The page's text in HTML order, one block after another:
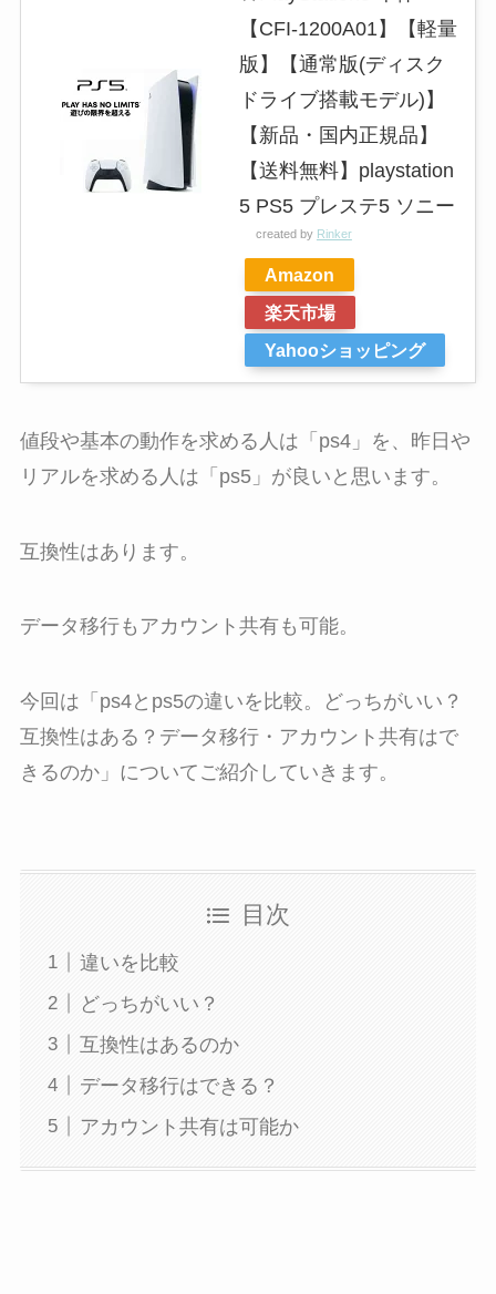
【CFI-1200A01】【軽量
版】【通常版(ディスク
ドライブ搭載モデル)】
【新品・国内正規品】
【送料無料】playstation
5 PS5 プレステ5 ソニー
created by Rinker
Amazon
楽天市場
Yahooショッピング
値段や基本の動作を求める人は「ps4」を、昨日や
リアルを求める人は「ps5」が良いと思います。
互換性はあります。
データ移行もアカウント共有も可能。
今回は「ps4とps5の違いを比較。どっちがいい？
互換性はある？データ移行・アカウント共有はで
きるのか」についてご紹介していきます。
目次
違いを比較
どっちがいい？
互換性はあるのか
データ移行はできる？
アカウント共有は可能か